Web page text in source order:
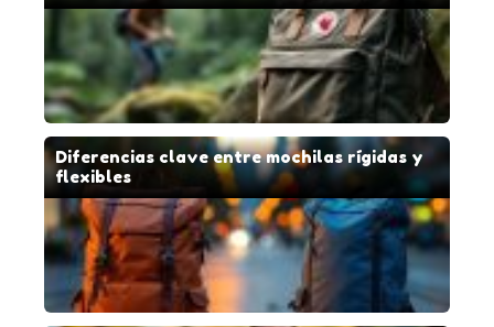
Diferencias clave entre mochilas rígidas y
flexibles